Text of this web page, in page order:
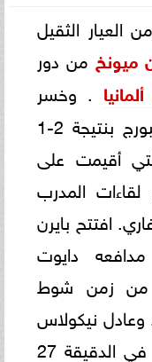
العيار الثقيل
ميونخ من دور
. وخسر
بايرن ميونخ أمام ضيفه فرايبورج بنتيجة 2-1
أقيمت على
المدرب
افتتح بايرن
دايوت
أوباميكانو في الدقيقة 19 من زمن شوط
وعادل نيكولاس
هوفلر النتيجة لصالح الضيف في الدقيقة 27